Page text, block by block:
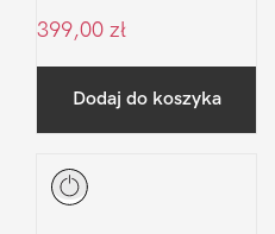
399,00 zł
Dodaj do koszyka